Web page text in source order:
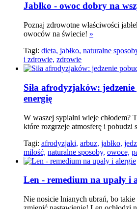
Jabłko - owoc dobry na
Poznaj zdrowotne właściwości
owoców na świecie! »
Tagi: dieta, jabłko, naturalne
i zdrowie, zdrowie
Siła afrodyzjaków:
energię
W waszej sypialni wieje chłodem?
które rozgrzeje atmosferę i pobudzi
Tagi: afrodyzjaki, arbuz, jabłko,
miłość, naturalne sposoby, owoce,
Len - remedium na upały i
Nie nosicie lnianych ubrań, bo takie